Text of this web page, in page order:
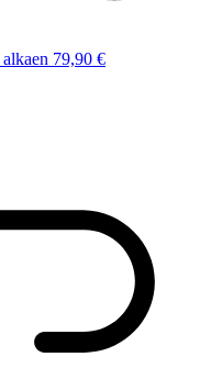
alkaen 79,90 €